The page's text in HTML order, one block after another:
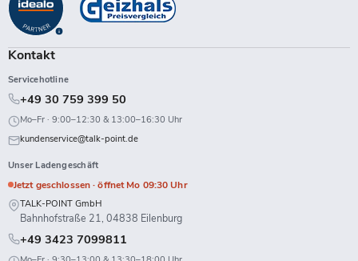
FacebookInstagramLinkedInTikTokTwitch
Kontakt
Servicehotline
+49 30 759 399 50
Mo–Fr · 9:00–12:30 & 13:00–16:30 Uhr
kundenservice@talk-point.de
Unser Ladengeschäft
Jetzt geschlossen · öffnet Mo 09:30 Uhr
TALK-POINT GmbH
Bahnhofstraße 21, 04838 Eilenburg
+49 3423 7099811